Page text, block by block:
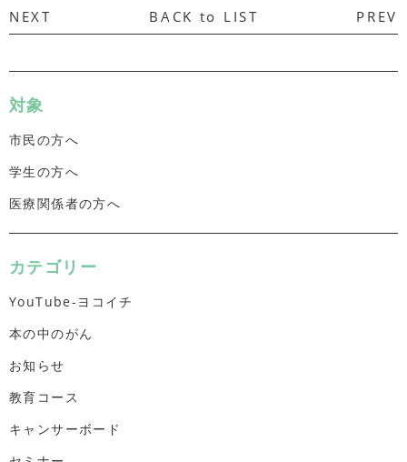
NEXT BACK to LIST PREV
対象
市民の方へ
学生の方へ
医療関係者の方へ
カテゴリー
YouTube-ヨコイチ
本の中のがん
お知らせ
教育コース
キャンサーボード